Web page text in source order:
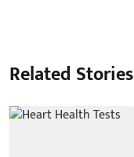
Related Stories